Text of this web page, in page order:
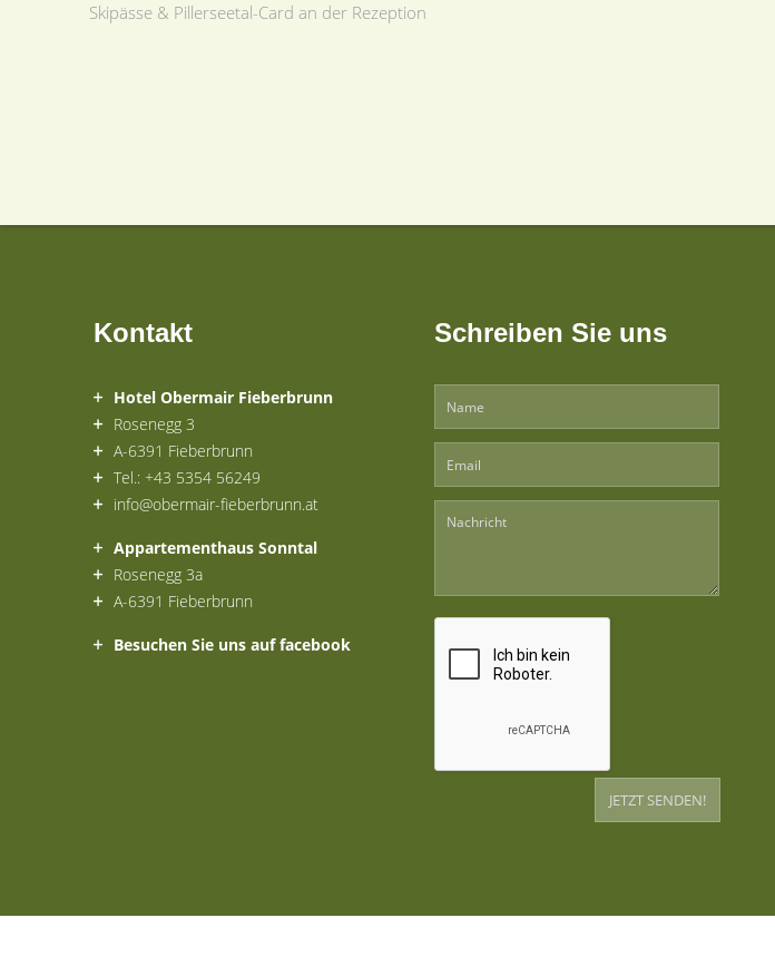
Skipässe & Pillerseetal-Card an der Rezeption
Kontakt
Hotel Obermair Fieberbrunn
Rosenegg 3
A-6391 Fieberbrunn
Tel.: +43 5354 56249
info@obermair-fieberbrunn.at
Appartementhaus Sonntal
Rosenegg 3a
A-6391 Fieberbrunn
Besuchen Sie uns auf facebook
Schreiben Sie uns